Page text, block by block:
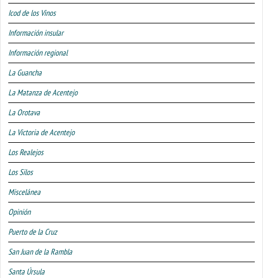
Icod de los Vinos
Información insular
Información regional
La Guancha
La Matanza de Acentejo
La Orotava
La Victoria de Acentejo
Los Realejos
Los Silos
Miscelánea
Opinión
Puerto de la Cruz
San Juan de la Rambla
Santa Úrsula